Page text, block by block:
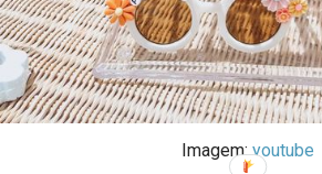
Imagem:youtube